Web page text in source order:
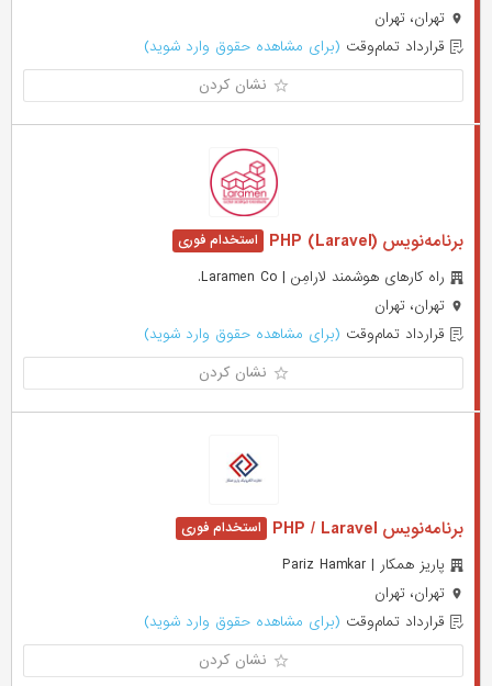
تهران، تهران
قرارداد تمام‌وقت (برای مشاهده حقوق وارد شوید)
نشان کردن
برنامه‌نویس (PHP (Laravel
راه کارهای هوشمند لارامِن | Laramen Co.
تهران، تهران
قرارداد تمام‌وقت (برای مشاهده حقوق وارد شوید)
نشان کردن
برنامه‌نویس PHP / Laravel
پاریز همکار | Pariz Hamkar
تهران، تهران
قرارداد تمام‌وقت (برای مشاهده حقوق وارد شوید)
نشان کردن